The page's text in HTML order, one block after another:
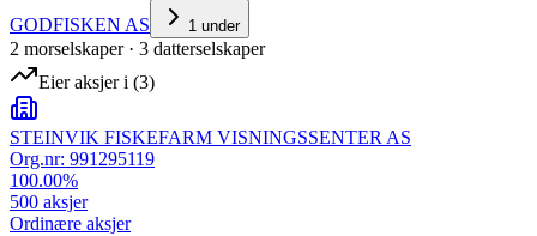
GODFISKEN AS
1 under
2 morselskaper· 3 datterselskaper
Eier aksjer i (3)
STEINVIK FISKEFARM VISNINGSSENTER AS
Org.nr: 991295119
100.00%
500 aksjer
Ordinære aksjer